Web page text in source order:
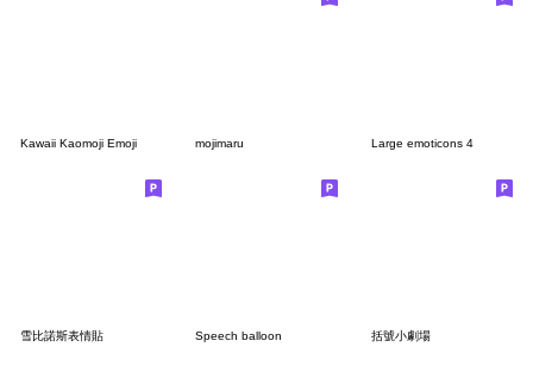
Kawaii Kaomoji Emoji mojimaru Large emoticons 4
雪比諾斯表情貼 Speech balloon 括號小劇場